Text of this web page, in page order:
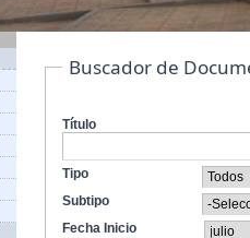
Buscador de
Título
Tipo
Subtipo
Fecha Inicio